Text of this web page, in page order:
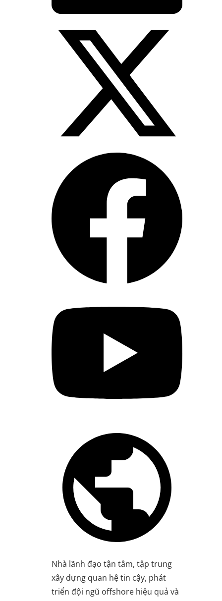
Nhà lãnh đạo tận tâm, tập trung
xây dựng quan hệ tin cậy, phát
triển đội ngũ offshore hiệu quả và